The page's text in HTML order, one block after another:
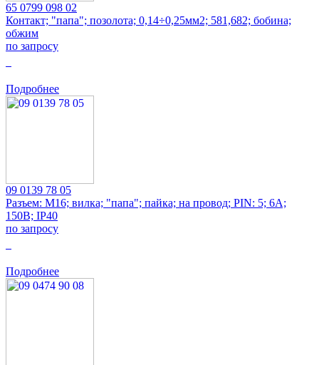
65 0799 098 02
Контакт; "папа"; позолота; 0,14÷0,25мм2; 581,682; бобина;
обжим
по запросу
Подробнее
09 0139 78 05
Разъем: M16; вилка; "папа"; пайка; на провод; PIN: 5; 6А;
150В; IP40
по запросу
Подробнее